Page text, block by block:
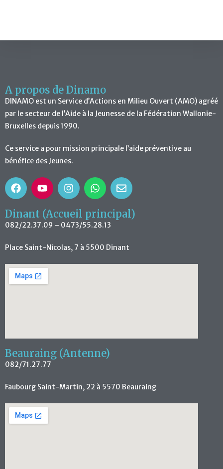
A propos de Dinamo
DINAMO est un Service d’Actions en Milieu Ouvert (AMO) agréé
par le secteur de l’Aide à la Jeunesse de la Fédération Wallonie-
Bruxelles depuis 1990.
Ce service a pour mission principale l’aide préventive au
bénéfice des Jeunes.
Dinant (Accueil principal)
082/22.37.09 – 0473/55.28.13
Place Saint-Nicolas, 7 à 5500 Dinant
Beauraing (Antenne)
082/71.27.77
Faubourg Saint-Martin, 22 à 5570 Beauraing